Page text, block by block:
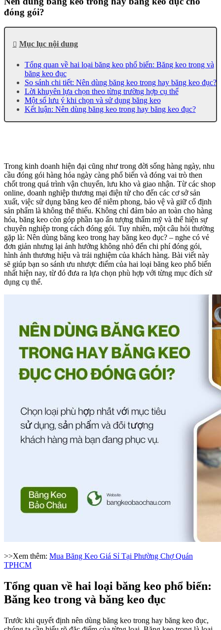
đóng gói?
Mục lục nội dung
Tổng quan về hai loại băng keo phổ biến: Băng keo trong và
băng keo đục
So sánh chi tiết: Nên dùng băng keo trong hay băng keo đục?
Lời khuyên lựa chọn theo từng trường hợp cụ thể
Một số lưu ý khi chọn và sử dụng băng keo
Kết luận: Nên dùng băng keo trong hay băng keo đục?
Trong kinh doanh hiện đại cũng như trong đời sống hàng ngày, nhu
cầu đóng gói hàng hóa ngày càng phổ biến và đóng vai trò then
chốt trong quá trình vận chuyển, lưu kho và giao nhận. Từ các shop
online, doanh nghiệp thương mại điện tử cho đến các cơ sở sản
xuất, việc sử dụng băng keo để niêm phong, bảo vệ và giữ cố định
sản phẩm là không thể thiếu. Không chỉ đảm bảo an toàn cho hàng
hóa, băng keo còn góp phần tạo ấn tượng thẩm mỹ và thể hiện sự
chuyên nghiệp trong cách đóng gói. Tuy nhiên, một câu hỏi thường
gặp là: Nên dùng băng keo trong hay băng keo đục? – nghe có vẻ
đơn giản nhưng lại ảnh hưởng không nhỏ đến chi phí đóng gói,
hình ảnh thương hiệu và trải nghiệm của khách hàng. Bài viết này
sẽ giúp bạn so sánh ưu nhược điểm của hai loại băng keo phổ biến
nhất hiện nay, từ đó đưa ra lựa chọn phù hợp với từng mục đích sử
dụng cụ thể.
>>Xem thêm: Mua Băng Keo Giá Sỉ Tại Phường Chợ Quán
TPHCM
Tổng quan về hai loại băng keo phổ biến:
Băng keo trong và băng keo đục
Trước khi quyết định nên dùng băng keo trong hay băng keo đục,